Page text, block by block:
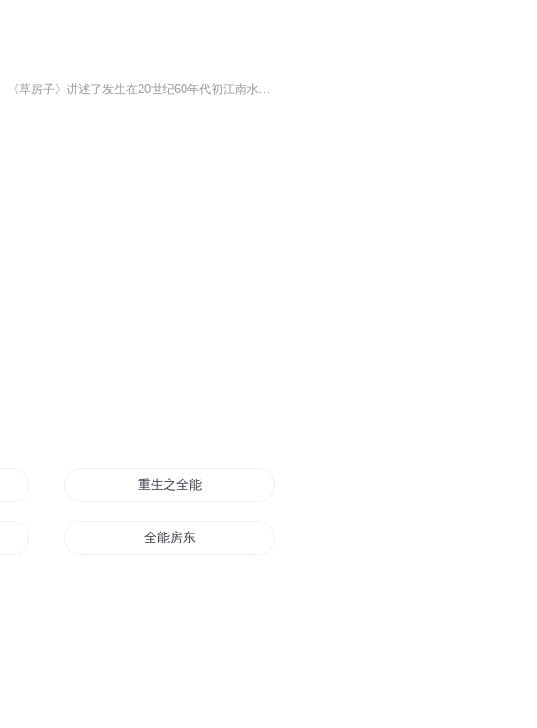
《草房子》是作家曹文轩创作的一部长篇小说，首次出版于1997年。《草房子》讲述了发生在20世纪60年代初江南水乡一个动人动情的童年故事，少男少女之间毫无瑕疵的纯情，不幸少年与厄运拼搏的悲怆与优雅，在死亡体验中对生命的深切而优美的领悟，大人们之间...
重生之全能房东
全能房东